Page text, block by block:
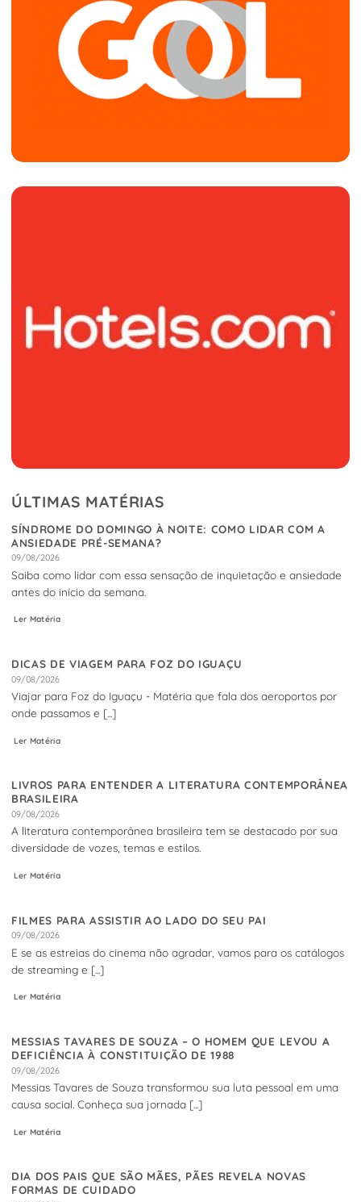
ÚLTIMAS MATÉRIAS
SÍNDROME DO DOMINGO À NOITE: COMO LIDAR COM A
ANSIEDADE PRÉ-SEMANA?
09/08/2026
Saiba como lidar com essa sensação de inquietação e ansiedade
antes do início da semana.
Ler Matéria
DICAS DE VIAGEM PARA FOZ DO IGUAÇU
09/08/2026
Viajar para Foz do Iguaçu - Matéria que fala dos aeroportos por
onde passamos e [...]
Ler Matéria
LIVROS PARA ENTENDER A LITERATURA CONTEMPORÂNEA
BRASILEIRA
09/08/2026
A literatura contemporânea brasileira tem se destacado por sua
diversidade de vozes, temas e estilos.
Ler Matéria
FILMES PARA ASSISTIR AO LADO DO SEU PAI
09/08/2026
E se as estreias do cinema não agradar, vamos para os catálogos
de streaming e [...]
Ler Matéria
MESSIAS TAVARES DE SOUZA – O HOMEM QUE LEVOU A
DEFICIÊNCIA À CONSTITUIÇÃO DE 1988
09/08/2026
Messias Tavares de Souza transformou sua luta pessoal em uma
causa social. Conheça sua jornada [...]
Ler Matéria
DIA DOS PAIS QUE SÃO MÃES, PÃES REVELA NOVAS
FORMAS DE CUIDADO